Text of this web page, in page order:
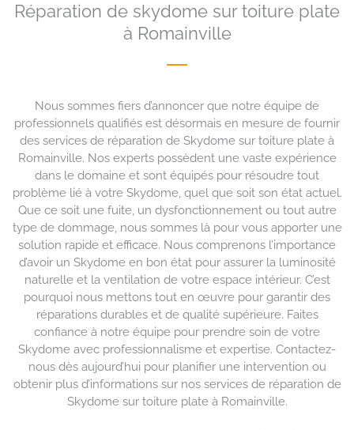
Réparation de skydome sur toiture plate
à Romainville
Nous sommes fiers d’annoncer que notre équipe de
professionnels qualifiés est désormais en mesure de fournir
des services de réparation de Skydome sur toiture plate à
Romainville. Nos experts possèdent une vaste expérience
dans le domaine et sont équipés pour résoudre tout
problème lié à votre Skydome, quel que soit son état actuel.
Que ce soit une fuite, un dysfonctionnement ou tout autre
type de dommage, nous sommes là pour vous apporter une
solution rapide et efficace. Nous comprenons l’importance
d’avoir un Skydome en bon état pour assurer la luminosité
naturelle et la ventilation de votre espace intérieur. C’est
pourquoi nous mettons tout en œuvre pour garantir des
réparations durables et de qualité supérieure. Faites
confiance à notre équipe pour prendre soin de votre
Skydome avec professionnalisme et expertise. Contactez-
nous dès aujourd’hui pour planifier une intervention ou
obtenir plus d’informations sur nos services de réparation de
Skydome sur toiture plate à Romainville.